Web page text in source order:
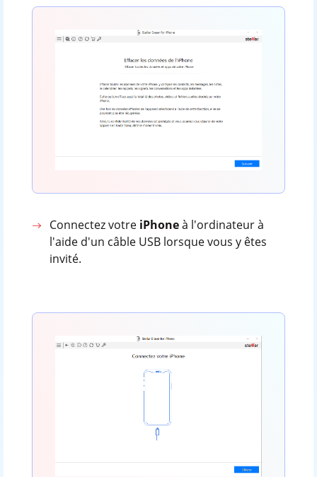
Connectez votre iPhoneà l'ordinateur à
l'aide d'un câble USB lorsque vous y êtes
invité.